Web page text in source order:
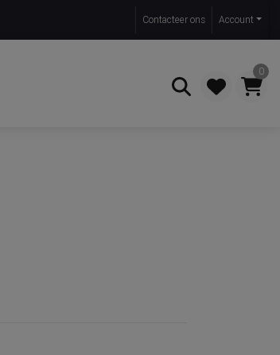
Contacteer ons Account
0